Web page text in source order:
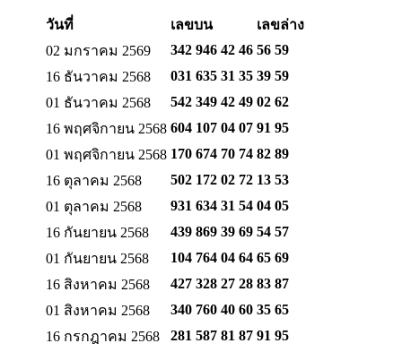
วันที่ เลขบน
เลขล่าง
02 มกราคม 2569
342 946 42 46 56 59
16 ธันวาคม 2568
031 635 31 35 39 59
01 ธันวาคม 2568
542 349 42 49 02 62
16 พฤศจิกายน 2568 604 107 04 07 91 95
01 พฤศจิกายน 2568 170 674 70 74 82 89
16 ตุลาคม 2568
502 172 02 72 13 53
01 ตุลาคม 2568
931 634 31 54 04 05
16 กันยายน 2568
439 869 39 69 54 57
01 กันยายน 2568
104 764 04 64 65 69
16 สิงหาคม 2568
427 328 27 28 83 87
01 สิงหาคม 2568
340 760 40 60 35 65
16 กรกฎาคม 2568
281 587 81 87 91 95